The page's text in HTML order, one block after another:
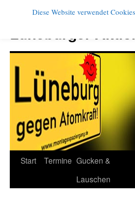
Lüneburger
Start Termine Gucken &
Lauschen
Diese Website verwendet